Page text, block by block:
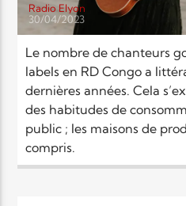
Radio Elyon
Elyon Rhema
Radio Elyon
30/04/2023
Le nombre de chanteurs
labels en RD Congo a
dernières années. Cela
des habitudes de
public ; les maisons de
compris.